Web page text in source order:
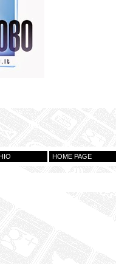
HOME PAGE